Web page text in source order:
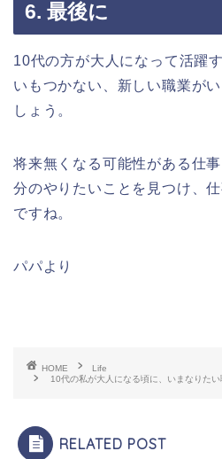
6. 最後に
10代の方が大人になって活躍
いもつかない、新しい職業が
しょう。
将来無くなる可能性がある仕
分のやりたいことを見つけ、
ですね。
パパより
HOME
Life
10代の私が大人になる頃に、いまなりたい
RELATED POST